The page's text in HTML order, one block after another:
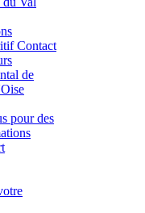
Contact
de
pour des